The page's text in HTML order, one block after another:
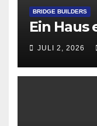
BRIDGE BUILDERS
Ein Haus
JULI 2, 2026